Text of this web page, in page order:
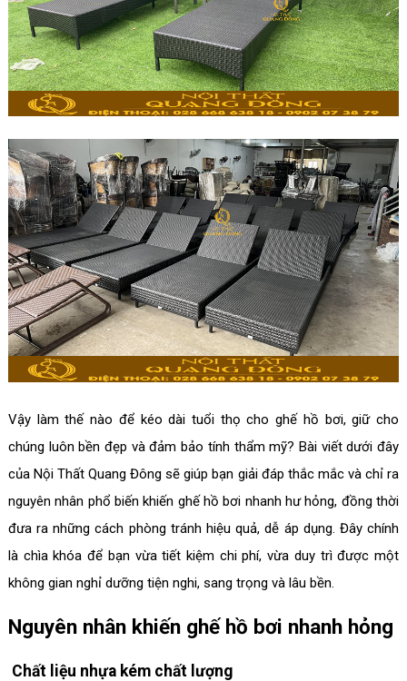
Vậy làm thế nào để kéo dài tuổi thọ cho ghế hồ bơi, giữ cho
chúng luôn bền đẹp và đảm bảo tính thẩm mỹ? Bài viết dưới đây
của Nội Thất Quang Đông sẽ giúp bạn giải đáp thắc mắc và chỉ ra
nguyên nhân phổ biến khiến ghế hồ bơi nhanh hư hỏng, đồng thời
đưa ra những cách phòng tránh hiệu quả, dễ áp dụng. Đây chính
là chìa khóa để bạn vừa tiết kiệm chi phí, vừa duy trì được một
không gian nghỉ dưỡng tiện nghi, sang trọng và lâu bền.
Nguyên nhân khiến ghế hồ bơi nhanh hỏng
Chất liệu nhựa kém chất lượng